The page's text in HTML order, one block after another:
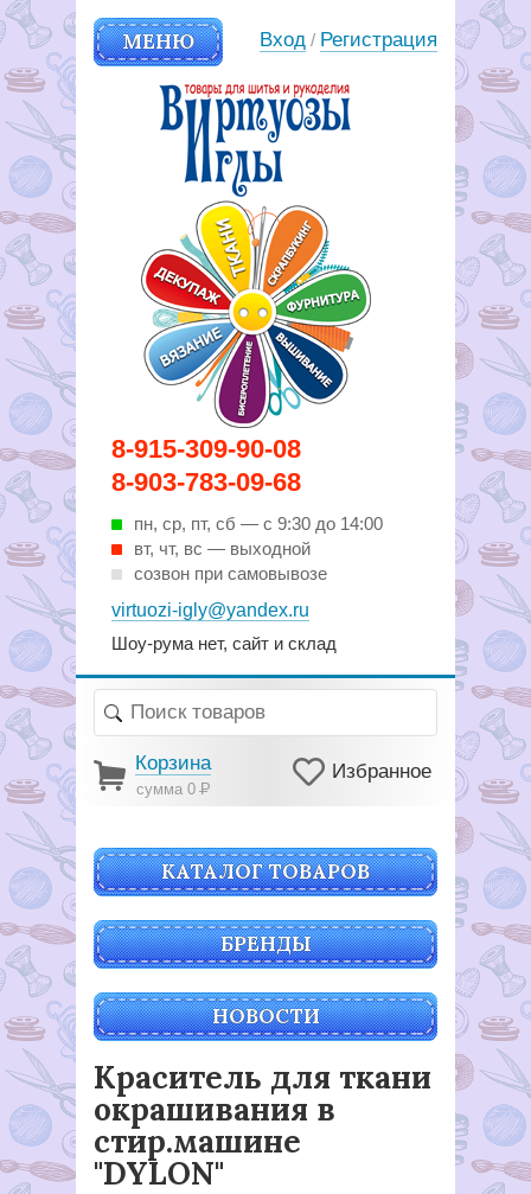
8-915-309-90-08
8-903-783-09-68
пн, ср, пт, cб — с 9:30 до 14:00
вт, чт, вс — выходной
созвон при самовывозе
virtuozi-igly@yandex.ru
Шоу-рума нет, сайт и склад
МЕНЮ
Вирутозы иглы. Товары для
шитья и рукоделья
Вход / Регистрация
Корзина
сумма 0Р
Избранное
КАТАЛОГ ТОВАРОВ
БРЕНДЫ
НОВОСТИ
Краситель для ткани
окрашивания в
стир.машине
"DYLON"